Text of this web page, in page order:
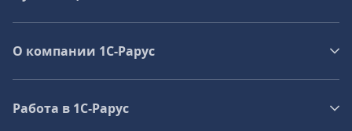
О компании 1C-Рарус
Работа в 1С‑Рарус